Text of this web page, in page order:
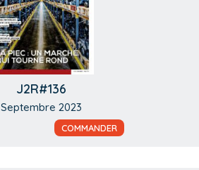
J2R#136
Septembre 2023
COMMANDER